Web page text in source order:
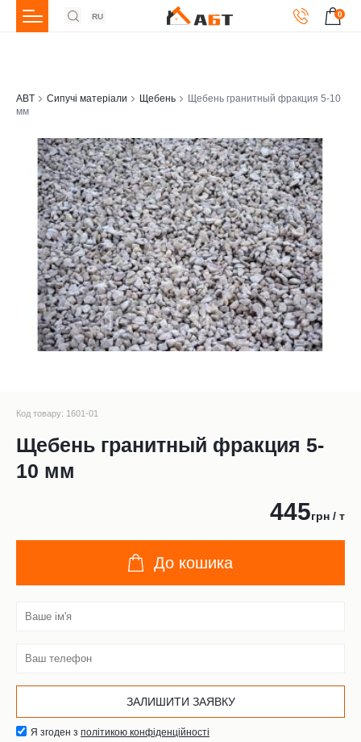
RU 0
ABT Сипучі матеріали Щебень
Щебень гранитный фракция 5-10
мм
Код товару: 1601-01
Щебень гранитный фракция 5-
10 мм
445грн / т
До кошика
Я згоден з політикою конфіденційності